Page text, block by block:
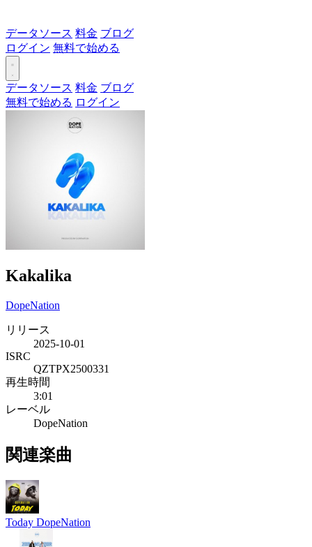
データソース 料金 ブログ
ログイン 無料で始める
データソース 料金 ブログ
無料で始める ログイン
Kakalika
DopeNation
リリース
2025-10-01
ISRC
QZTPX2500331
再生時間
3:01
レーベル
DopeNation
関連楽曲
Today DopeNation